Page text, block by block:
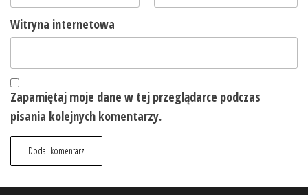
Witryna internetowa
Zapamiętaj moje dane w tej przeglądarce podczas
pisania kolejnych komentarzy.